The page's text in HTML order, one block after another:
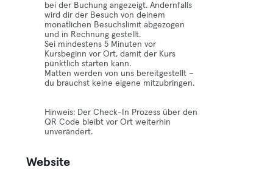
bei der Buchung angezeigt. Andernfalls
wird dir der Besuch von deinem
monatlichen Besuchslimit abgezogen
und in Rechnung gestellt.
Sei mindestens 5 Minuten vor
Kursbeginn vor Ort, damit der Kurs
pünktlich starten kann.
Matten werden von uns bereitgestellt –
du brauchst keine eigene mitzubringen.
Hinweis: Der Check-In Prozess über den
QR Code bleibt vor Ort weiterhin
unverändert.
Website